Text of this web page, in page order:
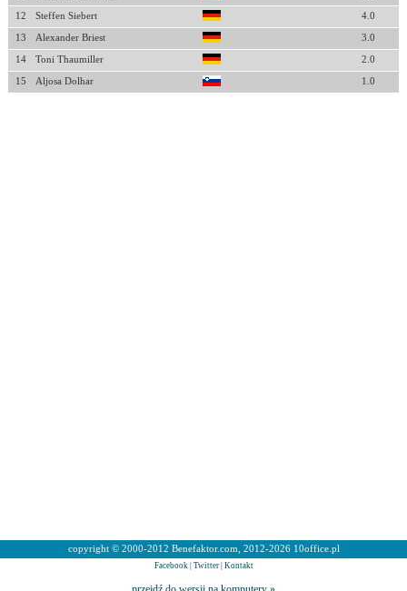
12 Steffen Siebert 4.0
13 Alexander Briest 3.0
14 Toni Thaumiller 2.0
15 Aljosa Dolhar 1.0
copyright © 2000-2012 Benefaktor.com, 2012-2026 10office.pl
Facebook| Twitter| Kontakt